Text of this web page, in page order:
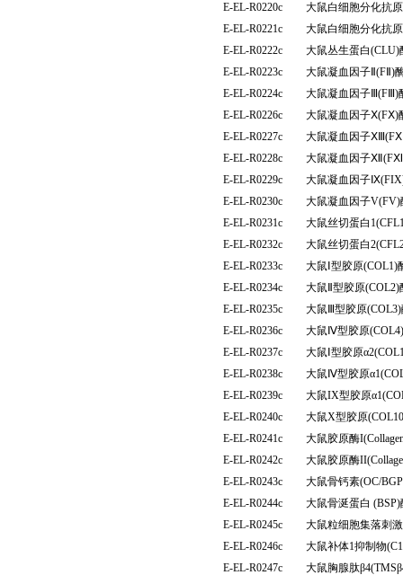
E-EL-R0220c
大鼠白细胞分化抗
E-EL-R0221c
大鼠白细胞分化抗
E-EL-R0222c
大鼠丛生蛋白
E-EL-R0223c
大鼠凝血因子Ⅱ(FⅡ)
E-EL-R0224c
大鼠凝血因子Ⅲ(FⅢ)
E-EL-R0226c
大鼠凝血因子Ⅹ(FⅩ)
E-EL-R0227c
大鼠凝血因子
E-EL-R0228c
大鼠凝血因子
E-EL-R0229c
大鼠凝血因子
E-EL-R0230c
大鼠凝血因子
E-EL-R0231c
大鼠丝切蛋白
E-EL-R0232c
大鼠丝切蛋白
E-EL-R0233c
大鼠Ⅰ型胶原
E-EL-R0234c
大鼠Ⅱ型胶原
E-EL-R0235c
大鼠Ⅲ型胶原
E-EL-R0236c
大鼠Ⅳ型胶原
E-EL-R0237c
大鼠Ⅰ型胶原
E-EL-R0238c
大鼠Ⅳ型胶原
E-EL-R0239c
大鼠IX型胶原
E-EL-R0240c
大鼠X型胶原
E-EL-R0241c
大鼠胶原酶
E-EL-R0242c
大鼠胶原酶
E-EL-R0243c
大鼠骨钙素(OC/
E-EL-R0244c
大鼠骨涎蛋白
E-EL-R0245c
大鼠粒细胞集落刺
E-EL-R0246c
大鼠补体1抑制物
E-EL-R0247c
大鼠胸腺肽